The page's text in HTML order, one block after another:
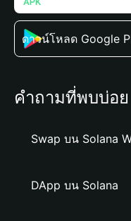
ดาวน์โหลด Google
คำถามที่พบบ่อย
Swap บน Solana
DApp บน Solana